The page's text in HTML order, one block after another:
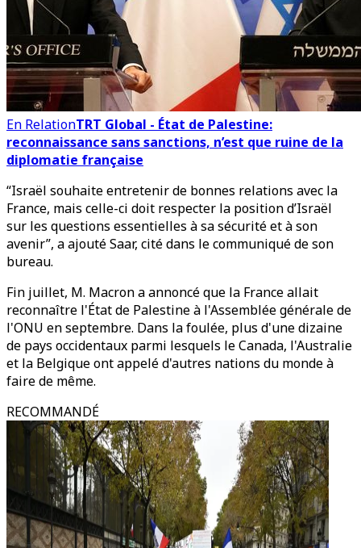
En RelationTRT Global - État de Palestine:
reconnaissance sans sanctions, n’est que ruine de la
diplomatie française
“Israël souhaite entretenir de bonnes relations avec la
France, mais celle-ci doit respecter la position d’Israël
sur les questions essentielles à sa sécurité et à son
avenir”, a ajouté Saar, cité dans le communiqué de son
bureau.
Fin juillet, M. Macron a annoncé que la France allait
reconnaître l'État de Palestine à l'Assemblée générale de
l'ONU en septembre. Dans la foulée, plus d'une dizaine
de pays occidentaux parmi lesquels le Canada, l'Australie
et la Belgique ont appelé d'autres nations du monde à
faire de même.
RECOMMANDÉ